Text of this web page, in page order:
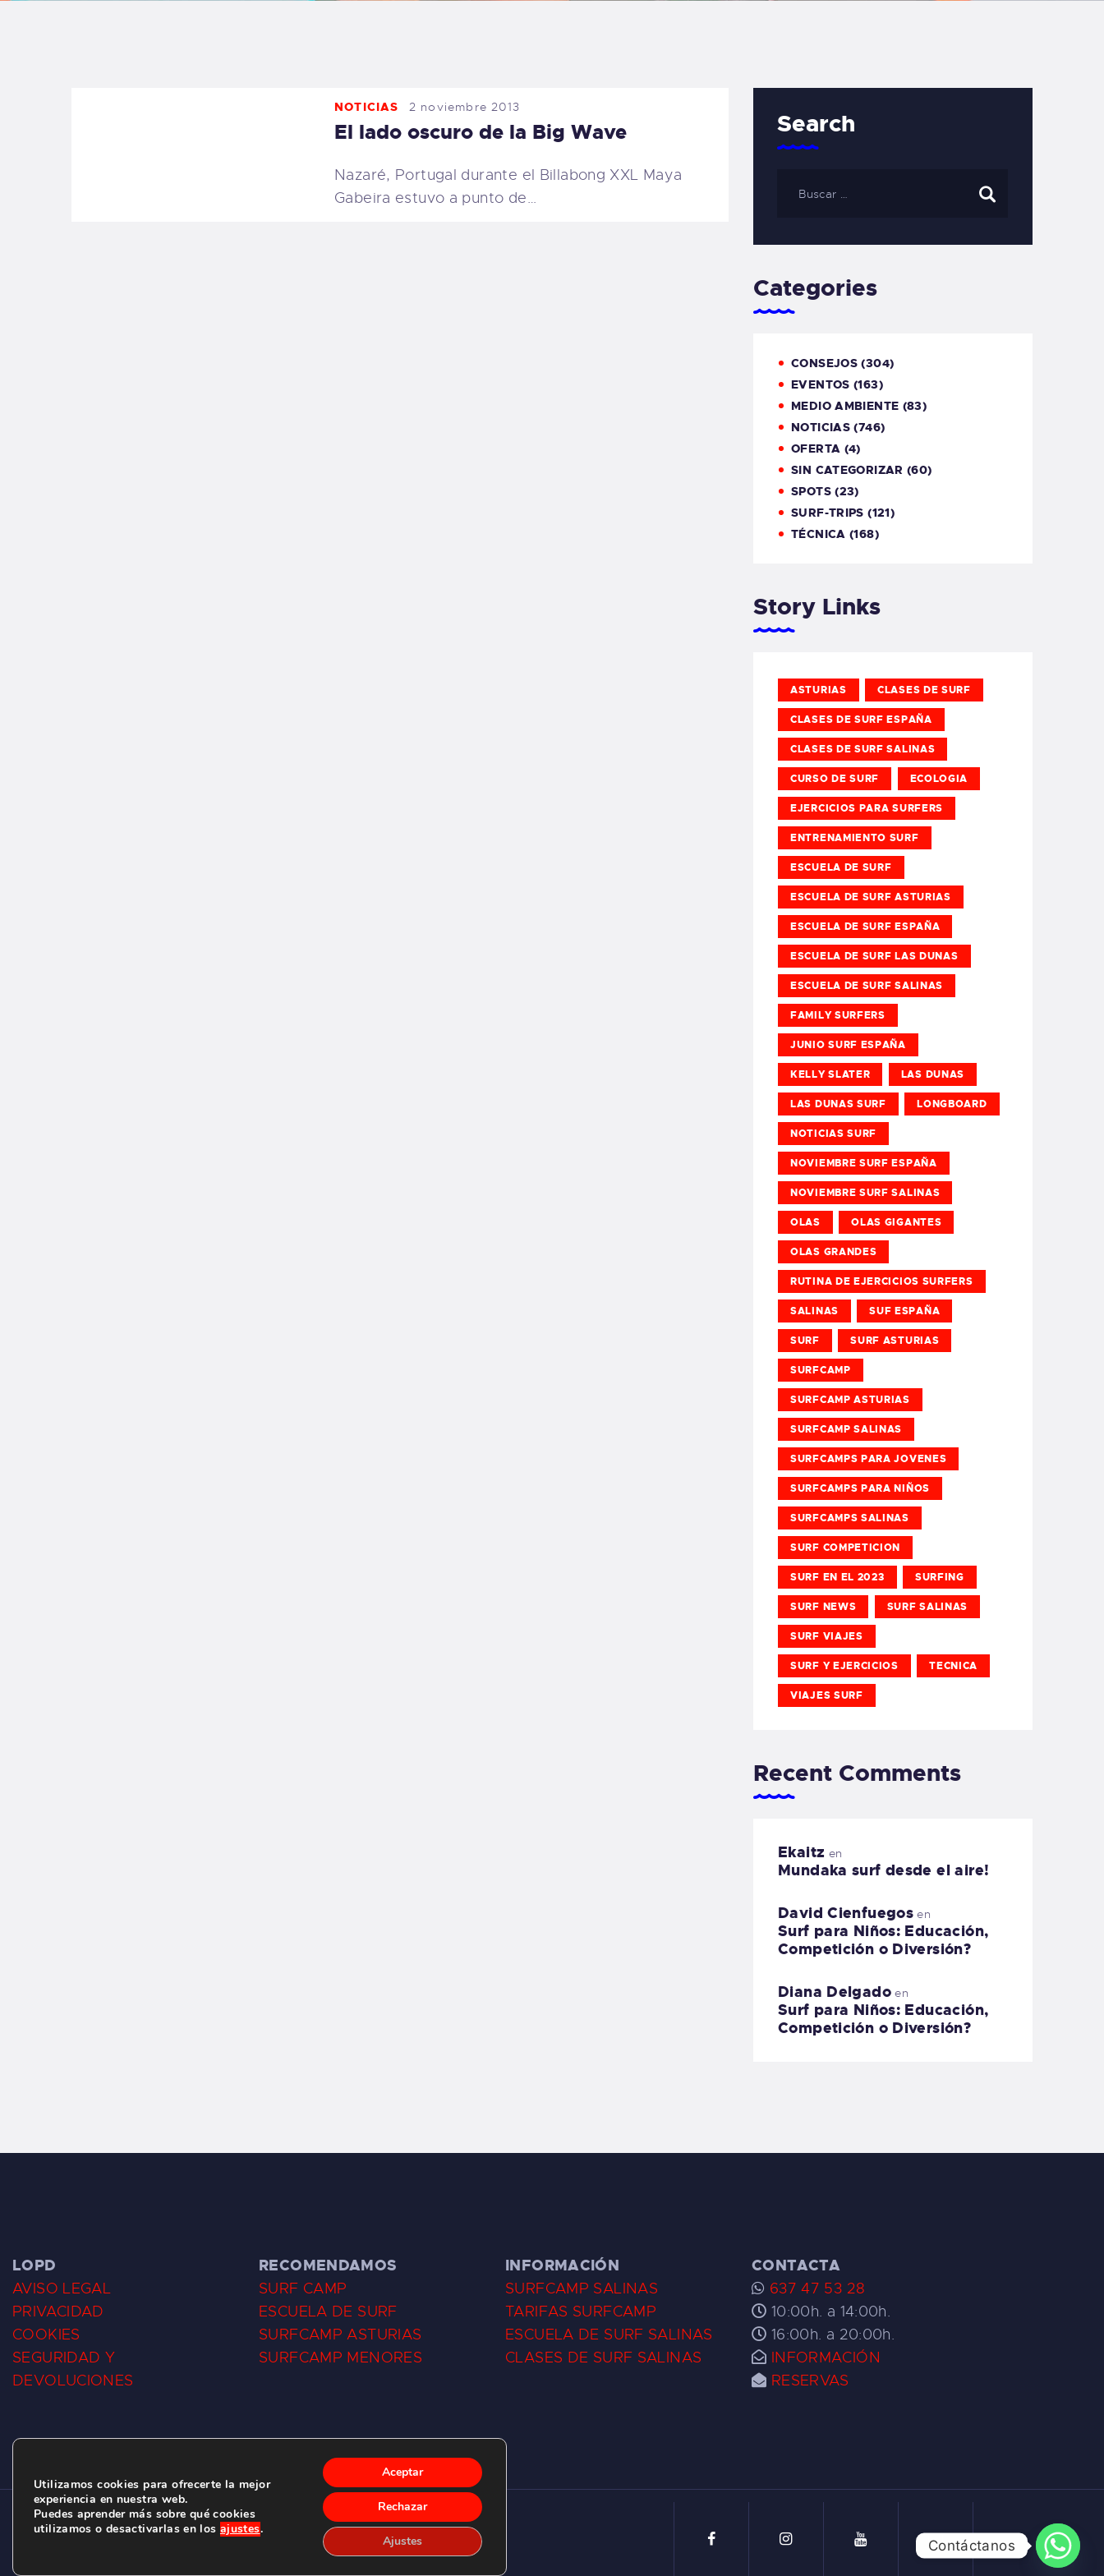
CONTACTO
CARRITO
TIENDA FAMILY
NOTICIAS 2 noviembre 2013
El lado oscuro de la Big Wave
Nazaré, Portugal durante el Billabong XXL Maya
Gabeira estuvo a punto de…
Search
Categories
CONSEJOS (304)
EVENTOS (163)
MEDIO AMBIENTE (83)
NOTICIAS (746)
OFERTA (4)
SIN CATEGORIZAR (60)
SPOTS(23)
SURF-TRIPS (121)
TÉCNICA (168)
Story Links
ASTURIAS CLASES DE SURF
CLASES DE SURF ESPAÑA
CLASES DE SURF SALINAS
CURSO DE SURF ECOLOGIA
EJERCICIOS PARA SURFERS
ENTRENAMIENTO SURF
ESCUELA DE SURF
ESCUELA DE SURF ASTURIAS
ESCUELA DE SURF ESPAÑA
ESCUELA DE SURF LAS DUNAS
ESCUELA DE SURF SALINAS
FAMILY SURFERS
JUNIO SURF ESPAÑA
KELLY SLATER LAS DUNAS
LAS DUNAS SURF LONGBOARD
NOTICIAS SURF
NOVIEMBRE SURF ESPAÑA
NOVIEMBRE SURF SALINAS
OLAS OLAS GIGANTES
OLAS GRANDES
RUTINA DE EJERCICIOS SURFERS
SALINAS SUF ESPAÑA
SURF SURF ASTURIAS
SURFCAMP
SURFCAMP ASTURIAS
SURFCAMP SALINAS
SURFCAMPS PARA JOVENES
SURFCAMPS PARA NIÑOS
SURFCAMPS SALINAS
SURF COMPETICION
SURF EN EL 2023 SURFING
SURF NEWS SURF SALINAS
SURF VIAJES
SURF Y EJERCICIOS TECNICA
VIAJES SURF
Recent Comments
Ekaitz en
Mundaka surf desde el aire!
David Cienfuegos en
Surf para Niños: Educación,
Competición o Diversión?
Diana Delgadoen
Surf para Niños: Educación,
Competición o Diversión?
LOPD
AVISO LEGAL
PRIVACIDAD
COOKIES
SEGURIDAD Y
DEVOLUCIONES
RECOMENDAMOS
SURF CAMP
ESCUELA DE SURF
SURFCAMP ASTURIAS
SURFCAMP MENORES
INFORMACIÓN
SURFCAMP SALINAS
TARIFAS SURFCAMP
ESCUELA DE SURF SALINAS
CLASES DE SURF SALINAS
CONTACTA
637 47 53 28
10:00h. a 14:00h.
16:00h. a 20:00h.
INFORMACIÓN
RESERVAS
CLUB DE SURF LAS DUNAS ©2026.
C/ BERNARDO ÁLVAREZ GALAN 1, SALINAS (ASTURIAS)
Utilizamos cookies para ofrecerte la mejor
experiencia en nuestra web.
Puedes aprender más sobre qué cookies
utilizamos o desactivarlas en los ajustes.
Aceptar
Rechazar
Ajustes Contáctanos